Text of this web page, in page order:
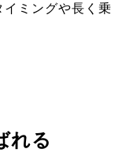
ミングや長く乗
れる